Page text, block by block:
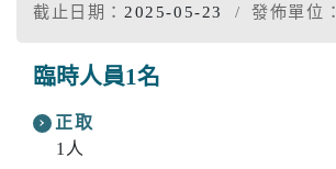
截止日期： 2025-05-23 發佈單位：
臨時人員1名
正取
1人